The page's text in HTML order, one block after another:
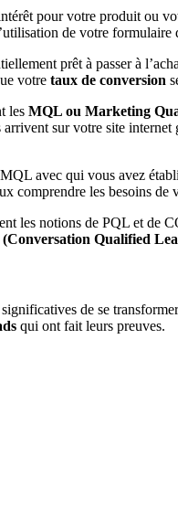
pour votre produit ou
de votre
prêt à passer à
votre taux de conversion
les MQL ou Marketing
sur votre site internet
avec qui vous avez
comprendre les besoins
les notions de PQL et de
Qualified
de se
qui ont fait leurs preuves.